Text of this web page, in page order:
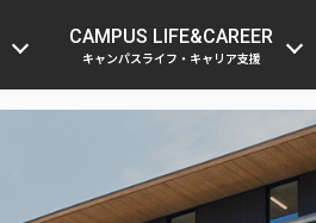
CAMPUS LIFE&CAREER
キャンパスライフ・キャリア支援